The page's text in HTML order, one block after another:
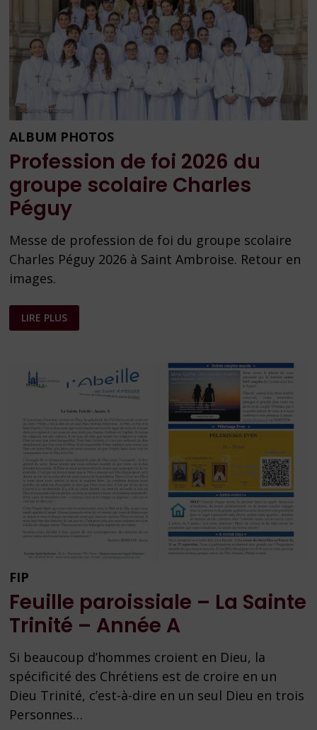
ALBUM PHOTOS
Profession de foi 2026 du
groupe scolaire Charles
Péguy
Messe de profession de foi du groupe scolaire
Charles Péguy 2026 à Saint Ambroise. Retour en
images.
PROFESSION
DE
FOI
SCOLAIRE
CHARLES
PÉGUY
LIRE PLUS
FIP
Feuille paroissiale – La Sainte
Trinité – Année A
Si beaucoup d’hommes croient en Dieu, la
spécificité des Chrétiens est de croire en un
Dieu Trinité, c’est-à-dire en un seul Dieu en trois
Personnes…